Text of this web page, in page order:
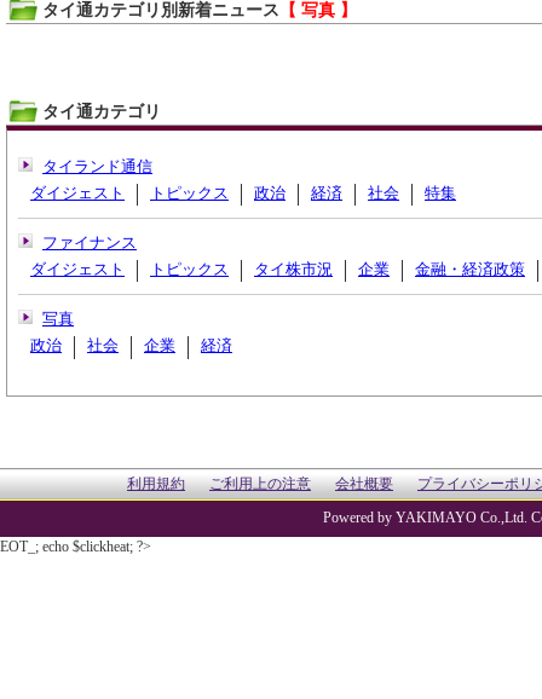
タイ通カテゴリ別新着ニュース 【 写真 】
タイ通カテゴリ
タイランド通信
ダイジェスト
トピックス 政治 経済 社会 特集
ファイナンス
ダイジェスト
トピックス タイ株市況 企業 金融・経済政策
写真
政治
社会 企業 経済
利用規約 ご利用上の注意 会社概要 プライバシーポリ
Powered by YAKIMAYO Co.,Ltd.
EOT_; echo $clickheat; ?>